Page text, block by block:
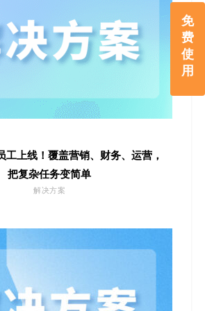
免
费
使
用
工上线！覆盖营销、财务、运营，
把复杂任务变简单
解决方案